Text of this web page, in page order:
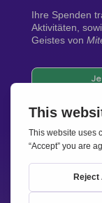
Ihre Spenden
Aktivitäten,
Geistes von
Newsletter
Bleiben Sie auf
Infos aus